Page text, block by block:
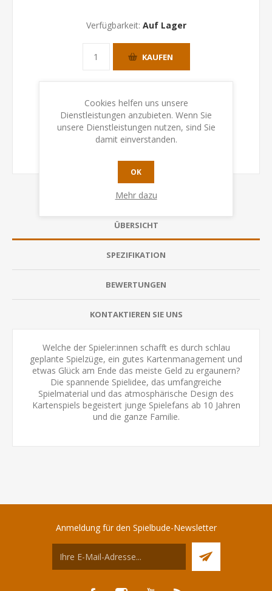
Verfügbarkeit: Auf Lager
KAUFEN
ÜBERSICHT
SPEZIFIKATION
BEWERTUNGEN
KONTAKTIEREN SIE UNS
Welche der Spieler:innen schafft es durch schlau
geplante Spielzüge, ein gutes Kartenmanagement und
etwas Glück am Ende das meiste Geld zu ergaunern?
Die spannende Spielidee, das umfangreiche
Spielmaterial und das atmosphärische Design des
Kartenspiels begeistert junge Spielefans ab 10 Jahren
und die ganze Familie.
Anmeldung für den Spielbude-Newsletter
Cookies helfen uns unsere
Dienstleistungen anzubieten. Wenn Sie
unsere Dienstleistungen nutzen, sind Sie
damit einverstanden.
OK
Mehr dazu